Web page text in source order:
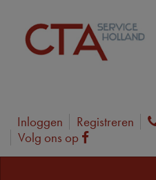
Inloggen Registreren
Volg ons op
Facebook